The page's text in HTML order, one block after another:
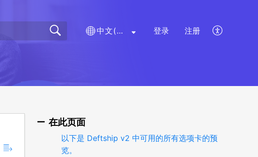
中文(简体) 登录 注册
在此页面
以下是 Deftship v2 中可用的所有选项卡的预
览。